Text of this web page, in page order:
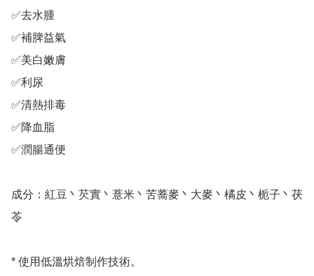
✅去水腫
✅補脾益氣
✅美白嫩膚
✅利尿
✅清熱排毒
✅降血脂
✅潤腸通便
成分：紅豆丶芡實丶薏米丶苦蕎麥丶大麥丶橘皮丶栀子丶茯
苓
* 使用低溫烘焙制作技術。